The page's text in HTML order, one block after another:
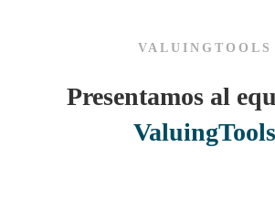
VALUINGTOOLS
Presentamos al
ValuingTools